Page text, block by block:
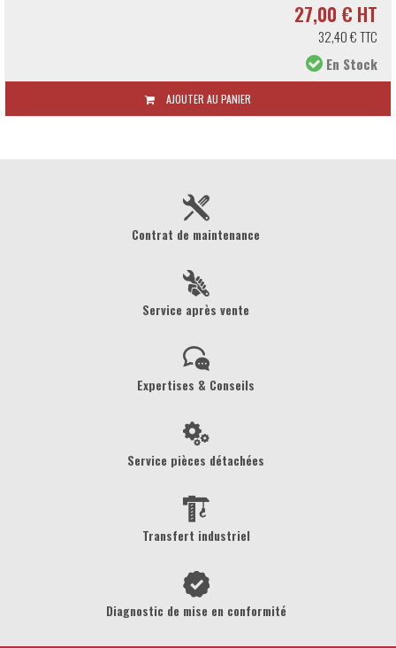
27,00 € HT
32,40 € TTC
En Stock
AJOUTER AU PANIER
Contrat de maintenance
Service après vente
Expertises & Conseils
Service pièces détachées
Transfert industriel
Diagnostic de mise en conformité